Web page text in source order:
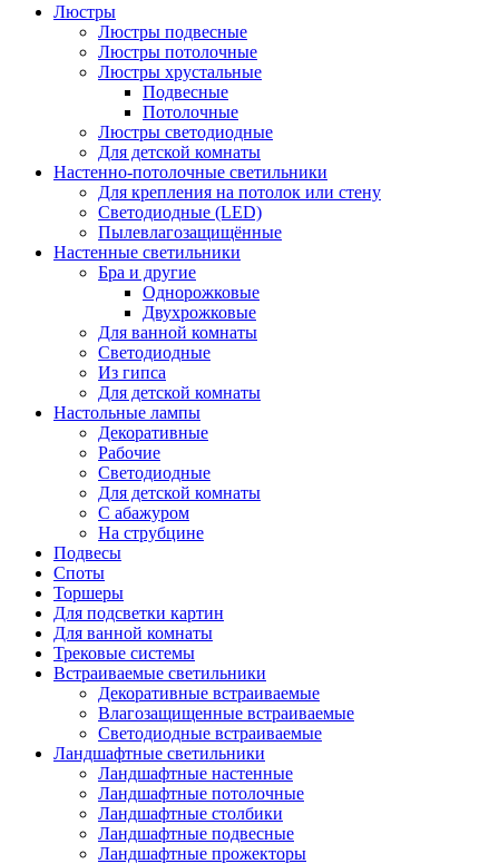
Люстры
Люстры подвесные
Люстры потолочные
Люстры хрустальные
Подвесные
Потолочные
Люстры светодиодные
Для детской комнаты
Настенно-потолочные светильники
Для крепления на потолок или стену
Светодиодные (LED)
Пылевлагозащищённые
Настенные светильники
Бра и другие
Однорожковые
Двухрожковые
Для ванной комнаты
Светодиодные
Из гипса
Для детской комнаты
Настольные лампы
Декоративные
Рабочие
Светодиодные
Для детской комнаты
С абажуром
На струбцине
Подвесы
Споты
Торшеры
Для подсветки картин
Для ванной комнаты
Трековые системы
Встраиваемые светильники
Декоративные встраиваемые
Влагозащищенные встраиваемые
Светодиодные встраиваемые
Ландшафтные светильники
Ландшафтные настенные
Ландшафтные потолочные
Ландшафтные столбики
Ландшафтные подвесные
Ландшафтные прожекторы